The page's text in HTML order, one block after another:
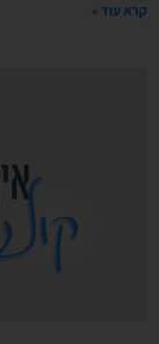
קרא עוד »